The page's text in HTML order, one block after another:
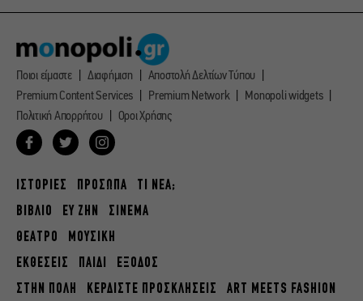
Ποιοι είμαστε Διαφήμιση
Αποστολή Δελτίων Τύπου
Premium Content Services
Premium Network
Monopoli widgets
Πολιτική Απορρήτου
Οροι Χρήσης
ΙΣΤΟΡΙΕΣ ΠΡΟΣΩΠΑ
ΤΙ ΝΕΑ;
ΒΙΒΛΙΟ
ΕΥ ΖΗΝ
ΣΙΝΕΜΑ
ΘΕΑΤΡΟ
ΜΟΥΣΙΚΗ
ΕΚΘΕΣΕΙΣ
ΠΑΙΔΙ
ΕΞΟΔΟΣ
ΣΤΗΝ ΠΟΛΗ
ΚΕΡΔΙΣΤΕ ΠΡΟΣΚΛΗΣΕΙΣ ART MEETS FASHION